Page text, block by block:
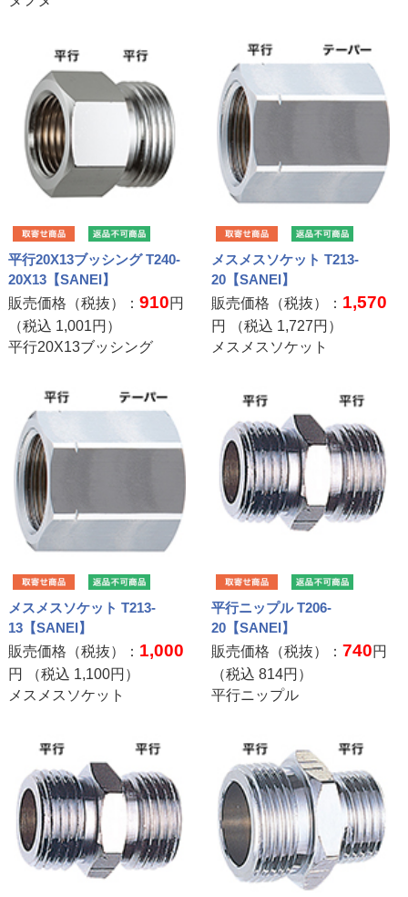
平行20X13ブッシング T240-
20X13【SANEI】
販売価格（税抜）： 910円
（税込 1,001円）
平行20X13ブッシング
メスメスソケット T213-
20【SANEI】
販売価格（税抜）： 1,570
円 （税込 1,727円）
メスメスソケット
メスメスソケット T213-
13【SANEI】
販売価格（税抜）： 1,000
円 （税込 1,100円）
メスメスソケット
平行ニップル T206-
20【SANEI】
販売価格（税抜）：740円
（税込814円）
平行ニップル